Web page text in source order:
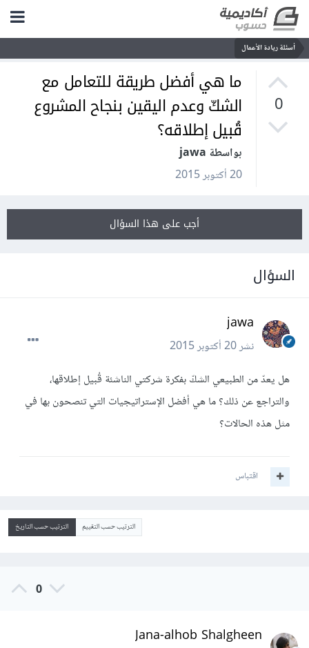
أسئلة ريادة الأعمال
0
ما هي أفضل طريقة للتعامل مع
الشكّ وعدم اليقين بنجاح المشروع
قُبيل إطلاقه؟
بواسطة jawa
20 أكتوبر 2015
أجب على هذا السؤال
السؤال
jawa
نشر20 أكتوبر 2015
هل يعدّ من الطبيعي الشكّ بفكرة شركتي الناشئة قُبيل إطلاقها،
والتراجع عن ذلك؟ ما هي أفضل الإستراتيجيات التي تنصحون بها في
مثل هذه الحالات؟
اقتباس
الترتيب حسب التقييم الترتيب حسب التاريخ
0
Jana-alhob Shalgheen